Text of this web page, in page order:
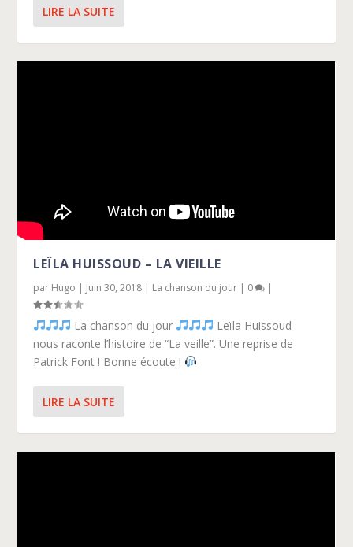
LIRE LA SUITE
LEÏLA HUISSOUD – LA VIEILLE
par Hugo | Juin 30, 2018 | La chanson du jour | 0 |
La chanson du jour
Leïla Huissoud
nous raconte l’histoire de “La veille”. Une reprise de
Patrick Font ! Bonne écoute !
LIRE LA SUITE